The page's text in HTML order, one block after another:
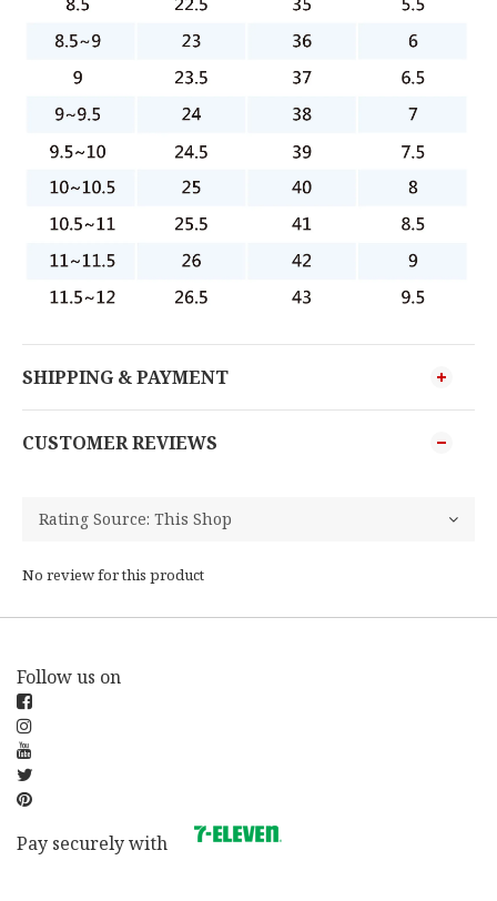
SHIPPING & PAYMENT
CUSTOMER REVIEWS
No review for this product
Follow us on
Pay securely with